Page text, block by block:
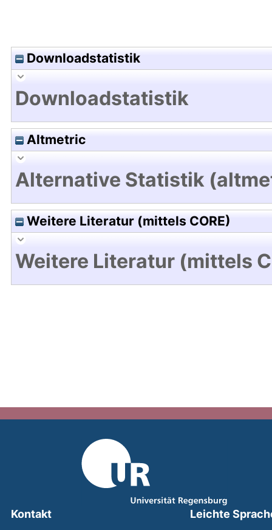
Downloadstatistik
Downloadstatistik
Altmetric
Alternative Statistik
Weitere Literatur (mittels CORE)
Weitere Literatur (mittels
Kontakt
Leichte